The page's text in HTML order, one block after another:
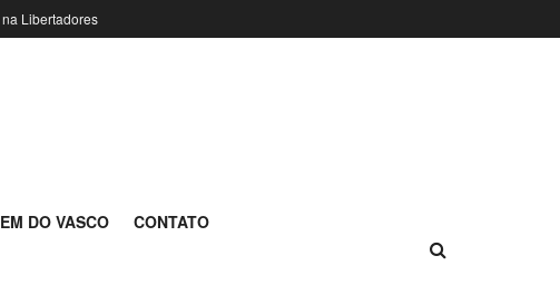
Libertadores
DO VASCO CONTATO